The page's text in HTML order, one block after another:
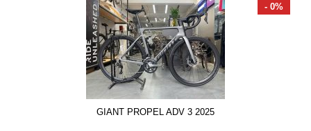
- 0%
GIANT PROPEL ADV 3 2025